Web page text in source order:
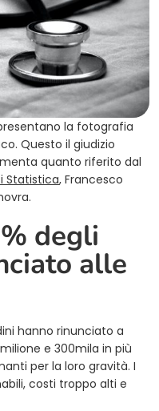
la fotografia
Questo il giudizio
quanto riferito dal
Statistica, Francesco
degli
alle
hanno rinunciato a
e 300mila in più
per la loro gravità. I
costi troppo alti e